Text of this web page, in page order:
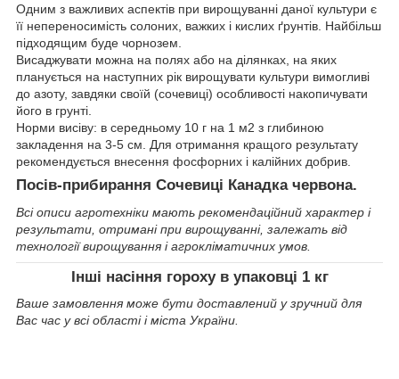
Одним з важливих аспектів при вирощуванні даної культури є
її непереносимість солоних, важких і кислих ґрунтів. Найбільш
підходящим буде чорнозем.
Висаджувати можна на полях або на ділянках, на яких
планується на наступних рік вирощувати культури вимогливі
до азоту, завдяки своїй (сочевиці) особливості накопичувати
його в грунті.
Норми висіву: в середньому 10 г на 1 м2 з глибиною
закладення на 3-5 см. Для отримання кращого результату
рекомендується внесення фосфорних і калійних добрив.
Посів-прибирання Сочевиці Канадка червона.
Всі описи агротехніки мають рекомендаційний характер і
результати, отримані при вирощуванні, залежать від
технології вирощування і агрокліматичних умов.
Інші насіння гороху в упаковці 1 кг
Ваше замовлення може бути доставлений у зручний для
Вас час у всі області і міста України.